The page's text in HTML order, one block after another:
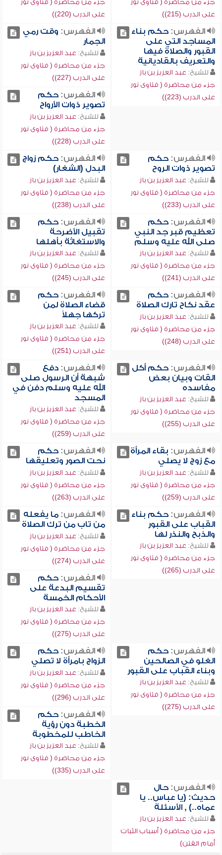
جزء من محاضرة ( فتاوى نور
على الدرب (215))
جزء من محاضرة ( فتاوى نور
على الدرب (220))
الفهرس:حكم بناء
المساجد التي على
القبور والصلاة فيها
والتعريف بالقاديانية
للشيخ: عبد العزيز بن باز
جزء من محاضرة ( فتاوى نور
على الدرب (223))
الفهرس: وقت رمي
الجمار
للشيخ: عبد العزيز بن باز
جزء من محاضرة ( فتاوى نور
على الدرب (227))
الفهرس:حكم
تصوير ذوات الأرواح
للشيخ: عبد العزيز بن باز
جزء من محاضرة ( فتاوى نور
على الدرب (228))
الفهرس:حكم
تصوير ذوات الروح
للشيخ: عبد العزيز بن باز
جزء من محاضرة ( فتاوى نور
على الدرب (233))
الفهرس:حكم زواج
البدل (الشغار)
للشيخ: عبد العزيز بن باز
جزء من محاضرة ( فتاوى نور
على الدرب (238))
الفهرس:حكم
تعظيم قبر جد النبي
صلى الله عليه وسلم
للشيخ: عبد العزيز بن باز
جزء من محاضرة ( فتاوى نور
على الدرب (241))
الفهرس:حكم
تقبيل الأضرحة
والاستغاثة بأهلها
للشيخ: عبد العزيز بن باز
جزء من محاضرة ( فتاوى نور
على الدرب (245))
الفهرس:حكم
عقد نكاح تارك الصلاة
للشيخ: عبد العزيز بن باز
جزء من محاضرة ( فتاوى نور
على الدرب (248))
الفهرس:حكم
قضاء الصلاة لمن
تركها جهلاً
للشيخ: عبد العزيز بن باز
جزء من محاضرة ( فتاوى نور
على الدرب (251))
الفهرس:حكم أكل
القات وبيان بعض
مفاسده
للشيخ: عبد العزيز بن باز
جزء من محاضرة ( فتاوى نور
على الدرب (255))
الفهرس:دفع
شبهة أن الرسول صلى
الله عليه وسلم دفن في
المسجد
للشيخ: عبد العزيز بن باز
جزء من محاضرة ( فتاوى نور
على الدرب (259))
الفهرس: بقاء المرأة
مع زوج لا يصلي
للشيخ: عبد العزيز بن باز
جزء من محاضرة ( فتاوى نور
على الدرب (259))
الفهرس:حكم
نحت الصور وتعليقها
للشيخ: عبد العزيز بن باز
جزء من محاضرة ( فتاوى نور
على الدرب (263))
الفهرس:حكم بناء
القباب على القبور
والذبح والنذر لها
للشيخ: عبد العزيز بن باز
جزء من محاضرة ( فتاوى نور
على الدرب (265))
الفهرس:ما يفعله
من تاب من ترك الصلاة
للشيخ: عبد العزيز بن باز
جزء من محاضرة ( فتاوى نور
على الدرب (274))
الفهرس:حكم
تقسيم البدعة على
الأحكام الخمسة
للشيخ: عبد العزيز بن باز
جزء من محاضرة ( فتاوى نور
على الدرب (275))
الفهرس:حكم
الغلو في الصالحين
وبناء القباب على القبور
للشيخ: عبد العزيز بن باز
جزء من محاضرة ( فتاوى نور
على الدرب (275))
الفهرس:حكم
الزواج بامرأة لا تصلي
للشيخ: عبد العزيز بن باز
جزء من محاضرة ( فتاوى نور
على الدرب (296))
الفهرس:حكم
الخطبة دون رؤية
الخاطب للمخطوبة
للشيخ: عبد العزيز بن باز
جزء من محاضرة ( فتاوى نور
على الدرب (335))
الفهرس:حال
حديث: (يا عباس.. يا
عماه..) , الأسئلة
للشيخ: عبد العزيز بن باز
جزء من محاضرة ( أسباب الثبات
أمام الفتن)